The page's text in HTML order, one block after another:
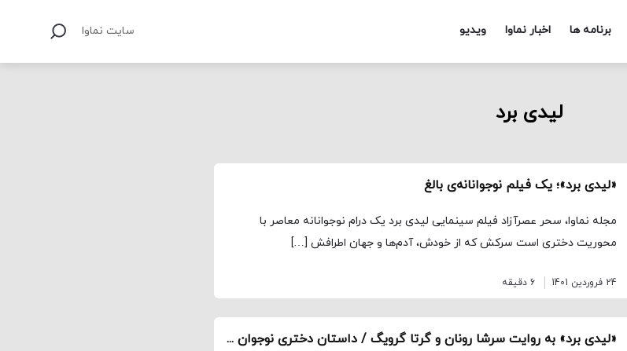
برنامه ها اخبار نماوا ویدیو سایت نماوا
لیدی برد
«لیدی برد»؛ یک فیلم نوجوانانه‌ی بالغ
مجله نماوا، سحر عصرآزاد فیلم سینمایی لیدی برد یک درام نوجوانانه معاصر با
محوریت دختری است سرکش که از خودش، آدم‌ها و جهان اطرافش […]
24 فروردین 1401 6 دقیقه
«لیدی برد» به روایت سرشا رونان و گرتا گرویگ / داستان دختری نوجوان که بین لحظه‌های بزرگ قرار دارد